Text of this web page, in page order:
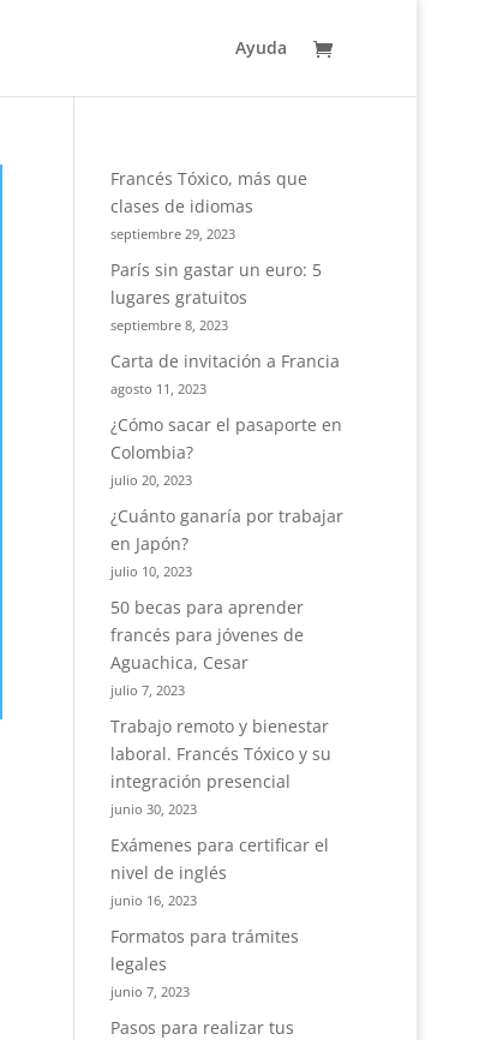
Ayuda
Francés Tóxico, más que
clases de idiomas
septiembre 29, 2023
París sin gastar un euro: 5
lugares gratuitos
septiembre 8, 2023
Carta de invitación a Francia
agosto 11, 2023
¿Cómo sacar el pasaporte en
Colombia?
julio 20, 2023
¿Cuánto ganaría por trabajar
en Japón?
julio 10, 2023
50 becas para aprender
francés para jóvenes de
Aguachica, Cesar
julio 7, 2023
Trabajo remoto y bienestar
laboral. Francés Tóxico y su
integración presencial
junio 30, 2023
Exámenes para certificar el
nivel de inglés
junio 16, 2023
Formatos para trámites
legales
junio 7, 2023
Pasos para realizar tus